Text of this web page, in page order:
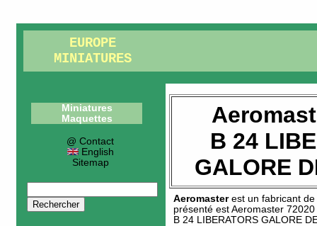
EUROPE
MINIATURES
Miniatures
Maquettes
@ Contact
English
Sitemap
B 24
GALORE
Aeromasterest un fabricant
présenté estAeromaster 72020
B 24 LIBERATORS GALORE